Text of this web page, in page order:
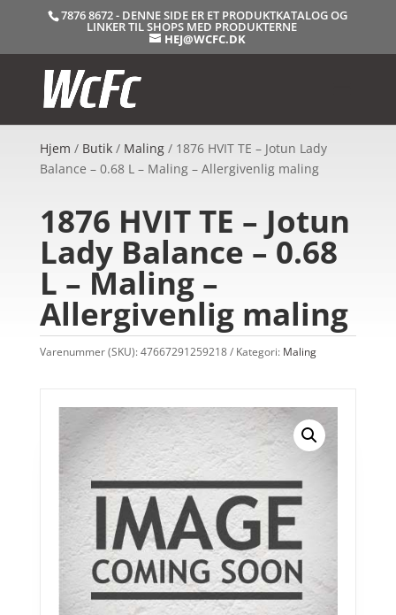
7876 8672 - DENNE SIDE ER ET PRODUKTKATALOG OG
LINKER TIL SHOPS MED PRODUKTERNE
HEJ@WCFC.DK
Hjem / Butik/ Maling/ 1876 HVIT TE – Jotun Lady
Balance – 0.68 L – Maling – Allergivenlig maling
1876 HVIT TE – Jotun
Lady Balance – 0.68
L – Maling –
Allergivenlig maling
Varenummer (SKU):47667291259218 Kategori: Maling